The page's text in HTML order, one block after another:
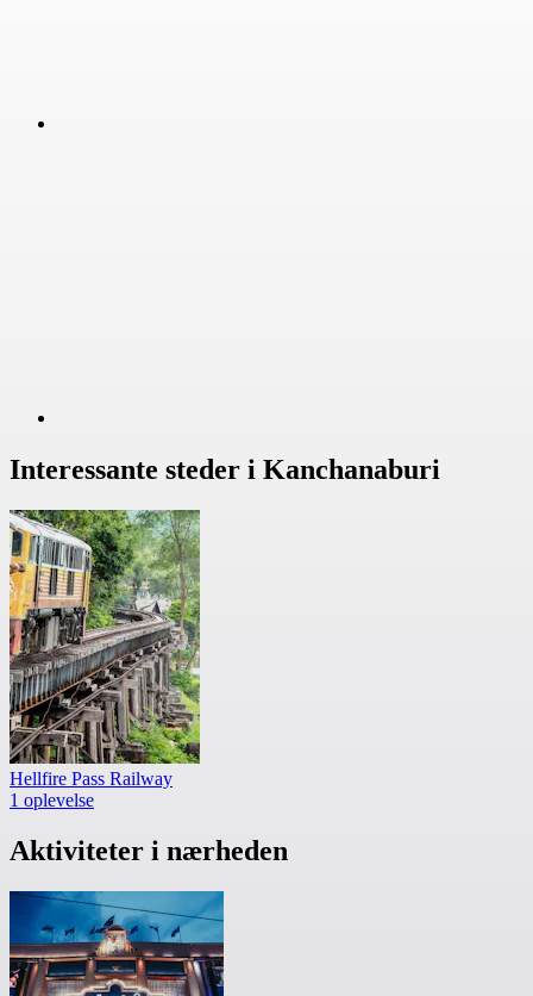
Interessante steder i Kanchanaburi
Hellfire Pass Railway
1 oplevelse
Aktiviteter i nærheden